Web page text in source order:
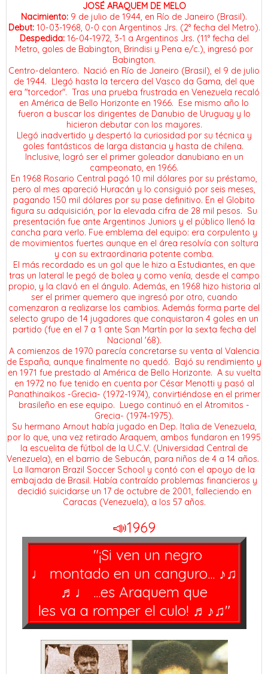
JOSÉ ARAQUEM DE MELO
Nacimiento: 9 de julio de 1944, en Río de Janeiro (Brasil).
Debut: 10-03-1968, 0-0 con Argentinos Jrs. (2° fecha del Metro).
Despedida: 16-04-1972, 3-1 a Argentinos Jrs. (11° fecha del
Metro, goles de Babington, Brindisi y Pena e/c.), ingresó por
Babington.
Centro-delantero. Nació en Río de Janeiro (Brasil), el 9 de julio
de 1944. Llegó hasta la tercera del Vasco da Gama, del que
era "torcedor". Tras una prueba frustrada en Venezuela recaló
en América de Bello Horizonte en 1966. Ese mismo año lo
fueron a buscar los dirigentes de Danubio de Uruguay y lo
hicieron debutar con los mayores.
Llegó inadvertido y despertó la curiosidad por su técnica y
goles fantásticos de larga distancia y hasta de chilena.
Inclusive, logró ser el primer goleador danubiano en un
campeonato, en 1966.
En 1968 Rosario Central pagó 10 mil dólares por su préstamo,
pero al mes apareció Huracán y lo consiguió por seis meses,
pagando 150 mil dólares por su pase definitivo. En el Globito
figura su adquisición, por la elevada cifra de 28 mil pesos. Su
presentación fue ante Argentinos Juniors y el público llenó la
cancha para verlo. Fue emblema del equipo: era corpulento y
de movimientos fuertes aunque en el área resolvía con soltura
y con su extraordinaria potente comba.
El más recordado es un gol que le hizo a Estudiantes, en que
tras un lateral le pegó de bolea y como venía, desde el campo
propio, y la clavó en el ángulo. Además, en 1968 hizo historia al
ser el primer quemero que ingresó por otro, cuando
comenzaron a realizarse los cambios. Además forma parte del
selecto grupo de 14 jugadores que conquistaron 4 goles en un
partido (fue en el 7 a 1 ante San Martín por la sexta fecha del
Nacional '68).
A comienzos de 1970 parecía concretarse su venta al Valencia
de España, aunque finalmente no quedó. Bajó su rendimiento y
en 1971 fue prestado al América de Bello Horizonte. A su vuelta
en 1972 no fue tenido en cuenta por César Menotti y pasó al
Panathinaikos -Grecia- (1972-1974), convirtiéndose en el primer
brasileño en ese equipo. Luego continuó en el Atromitos -
Grecia- (1974-1975).
Su hermano Arnout había jugado en Dep. Italia de Venezuela,
por lo que, una vez retirado Araquem, ambos fundaron en 1995
la escuelita de fútbol de la U.C.V. (Universidad Central de
Venezuela), en el barrio de Sebucán, para niños de 4 a 14 años.
La llamaron Brazil Soccer School y contó con el apoyo de la
embajada de Brasil. Había contraído problemas financieros y
decidió suicidarse un 17 de octubre de 2001, falleciendo en
Caracas (Venezuela), a los 57 años.
📣1969
"¡Si ven un negro
♩ montado en un canguro... ♪♫
♬♩ ...es Araquem que
les va a romper el culo! ♬♪♫"